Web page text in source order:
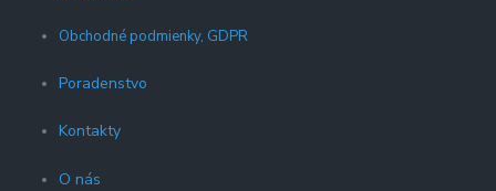
Obchodné podmienky, GDPR
Poradenstvo
Kontakty
O nás